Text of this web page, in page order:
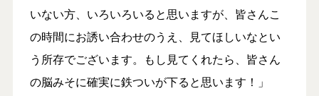
いない方、いろいろいると思いますが、皆さんこ
の時間にお誘い合わせのうえ、見てほしいなとい
う所存でございます。もし見てくれたら、皆さん
の脳みそに確実に鉄ついが下ると思います！」